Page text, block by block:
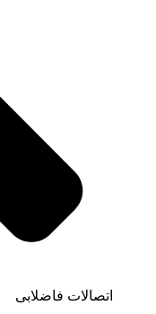
اتصالات فاضلابی